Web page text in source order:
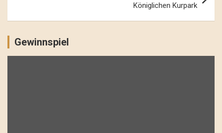
Königlichen Kurpark
Gewinnspiel